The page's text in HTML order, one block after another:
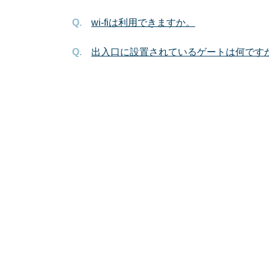
wi-fiは利用できますか。
出入口に設置されているゲートは何です